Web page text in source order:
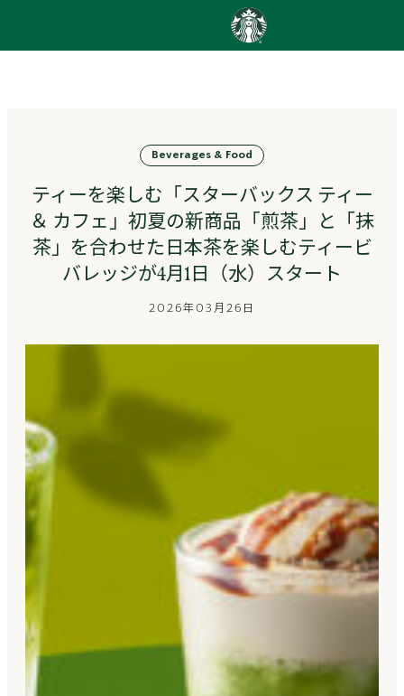
Go
ッ
ス
ス
ー
リ
ズ
Beverages & Food
ティーを楽しむ「スターバックス ティー
＆ カフェ」初夏の新商品「煎茶」と「抹
茶」を合わせた日本茶を楽しむティービ
バレッジが4月1日（水）スタート
2026年03月26日